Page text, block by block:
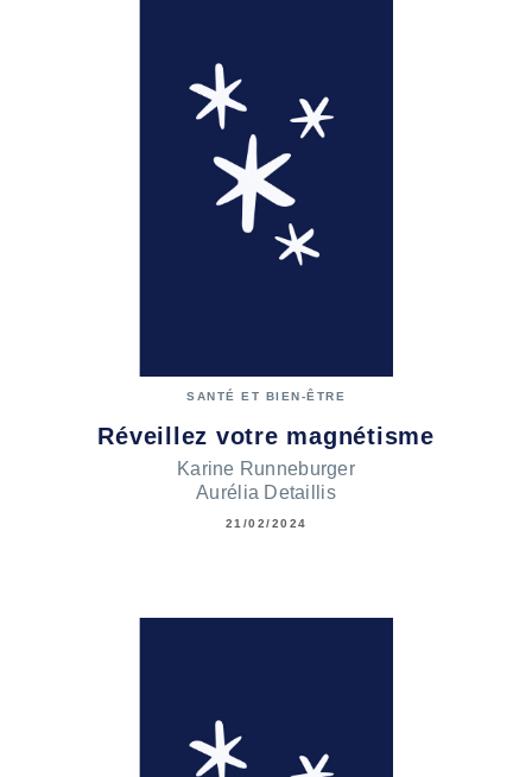
SANTÉ ET BIEN-ÊTRE
Réveillez votre magnétisme
Karine Runneburger
Aurélia Detaillis
21/02/2024